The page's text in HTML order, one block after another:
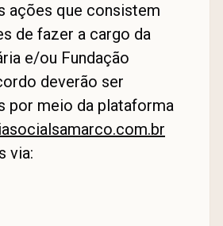
ações que consistem
de fazer a cargo da
e/ou Fundação
deverão ser
por meio da plataforma
via: